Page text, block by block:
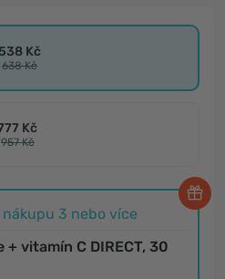
Kč
638 Kč
Kč
957 Kč
nákupu 3 nebo více
+ vitamín C DIRECT, 30